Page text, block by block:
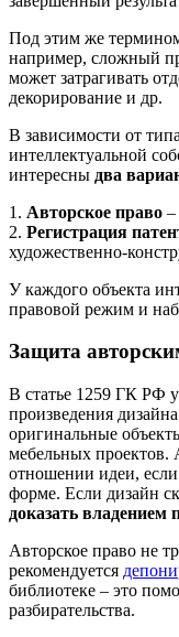
Под этим же
например, сложный
может затрагивать
декорирование и др.
В зависимости от
интеллектуальной
интересны два
1. Авторское право –
2. Регистрация
художественно-
У каждого объекта
правовой режим и
Защита
В статье 1259 ГК РФ
произведения
оригинальные
мебельных проектов.
отношении идеи,
форме. Если дизайн
доказать владением
Авторское право не
рекомендуется
библиотеке – это
разбирательства.